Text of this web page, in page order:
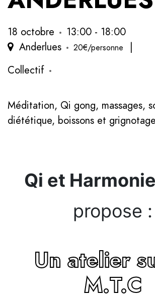
18 octobre
13:00 - 18:00
Anderlues
20€/personne
|
Collectif
Méditation, Qi gong, massages,
diététique, boissons et
Qi et Harmonie
propose :
Un atelier
M.T.C